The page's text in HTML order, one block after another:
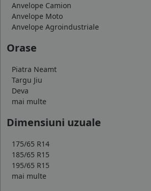
Anvelope Camion
Anvelope Moto
Anvelope Agroindustriale
Orase
Piatra Neamt
Targu Jiu
Deva
mai multe
Dimensiuni uzuale
175/65 R14
185/65 R15
195/65 R15
mai multe